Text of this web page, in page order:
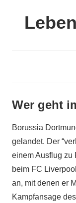
Wer geht
Borussia
gelandet. Der
einem Ausflug zu
beim FC
an, mit denen er
Kampfansage